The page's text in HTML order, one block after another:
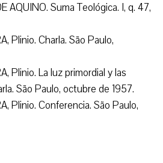
AQUINO. Suma Teológica. I, q. 47,
Plinio. Charla. São Paulo,
Plinio. La luz primordial y las
São Paulo, octubre de 1957.
Plinio. Conferencia. São Paulo,